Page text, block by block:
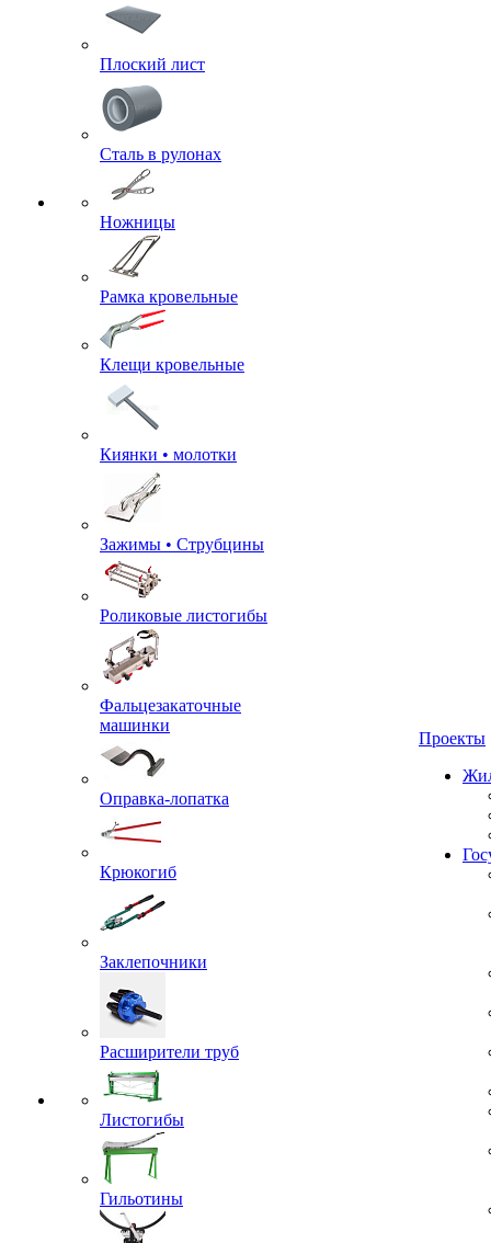
Плоский лист
Сталь в рулонах
Ножницы
Рамка кровельные
Клещи кровельные
Киянки • молотки
Зажимы • Струбцины
Роликовые листогибы
Фальцезакаточные
машинки
Оправка-лопатка
Крюкогиб
Заклепочники
Расширители труб
Листогибы
Гильотины
Проекты